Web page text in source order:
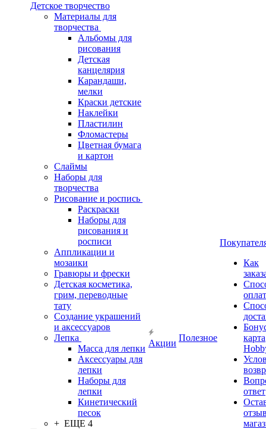
Детское творчество
Материалы для
творчества
Альбомы для
рисования
Детская
канцелярия
Карандаши,
мелки
Краски детские
Наклейки
Пластилин
Фломастеры
Цветная бумага
и картон
Слаймы
Наборы для
творчества
Рисование и роспись
Раскраски
Наборы для
рисования и
росписи
Аппликации и
мозаики
Гравюры и фрески
Детская косметика,
грим, переводные
тату
Создание украшений
и аксессуаров
Лепка
Масса для лепки
Аксессуары для
лепки
Наборы для
лепки
Кинетический
песок
+ ЕЩЕ 4
Акции
Полезное
Как
карта
ответ